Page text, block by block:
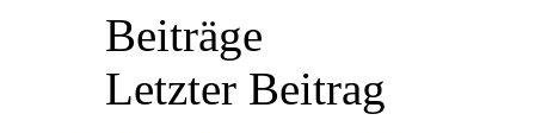
Beiträge
Letzter Beitrag